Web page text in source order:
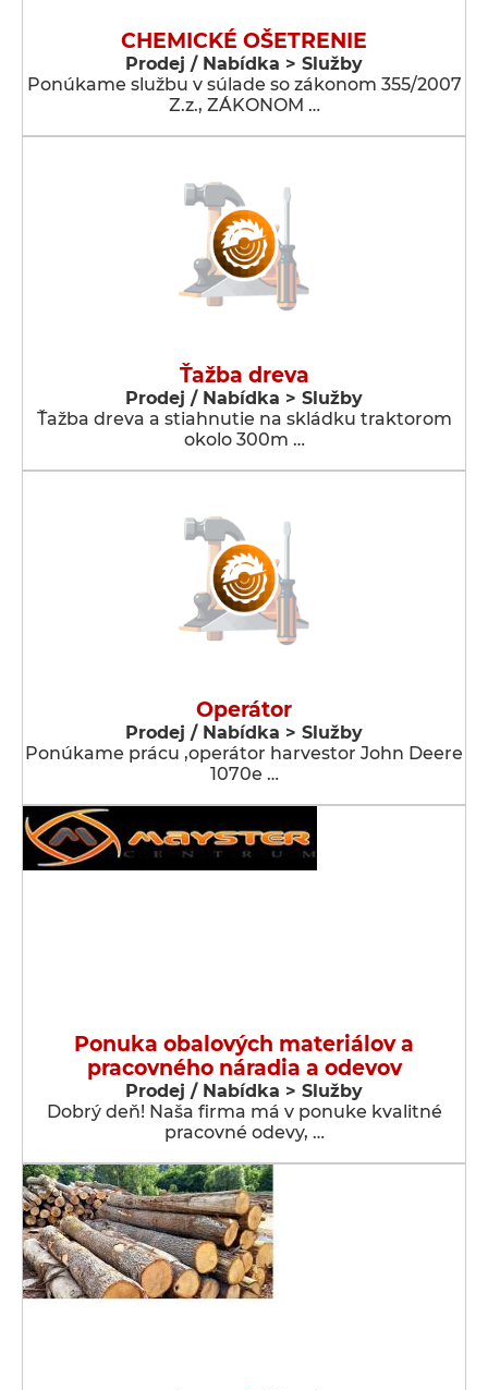
CHEMICKÉ OŠETRENIE
Prodej / Nabídka > Služby
Ponúkame službu v súlade so zákonom 355/2007
Z.z., ZÁKONOM …
Ťažba dreva
Prodej / Nabídka > Služby
Ťažba dreva a stiahnutie na skládku traktorom
okolo 300m …
Operátor
Prodej / Nabídka > Služby
Ponúkame prácu ,operátor harvestor John Deere
1070e …
Ponuka obalových materiálov a
pracovného náradia a odevov
Prodej / Nabídka > Služby
Dobrý deň! Naša firma má v ponuke kvalitné
pracovné odevy, …